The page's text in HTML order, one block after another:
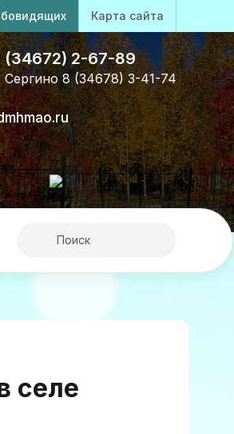
Карта сайта
(34672) 2-67-89
Сергино 8 (34678) 3-41-74
селе